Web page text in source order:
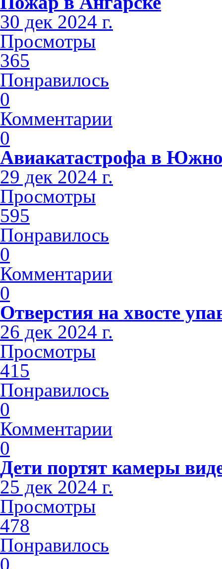
30 дек 2024 г.
Просмотры
365
Понравилось
0
Комментарии
0
Авиакатастрофа в
29 дек 2024 г.
Просмотры
595
Понравилось
0
Комментарии
0
Отверстия на хвосте
26 дек 2024 г.
Просмотры
415
Понравилось
0
Комментарии
0
Дети портят камеры
25 дек 2024 г.
Просмотры
478
Понравилось
0